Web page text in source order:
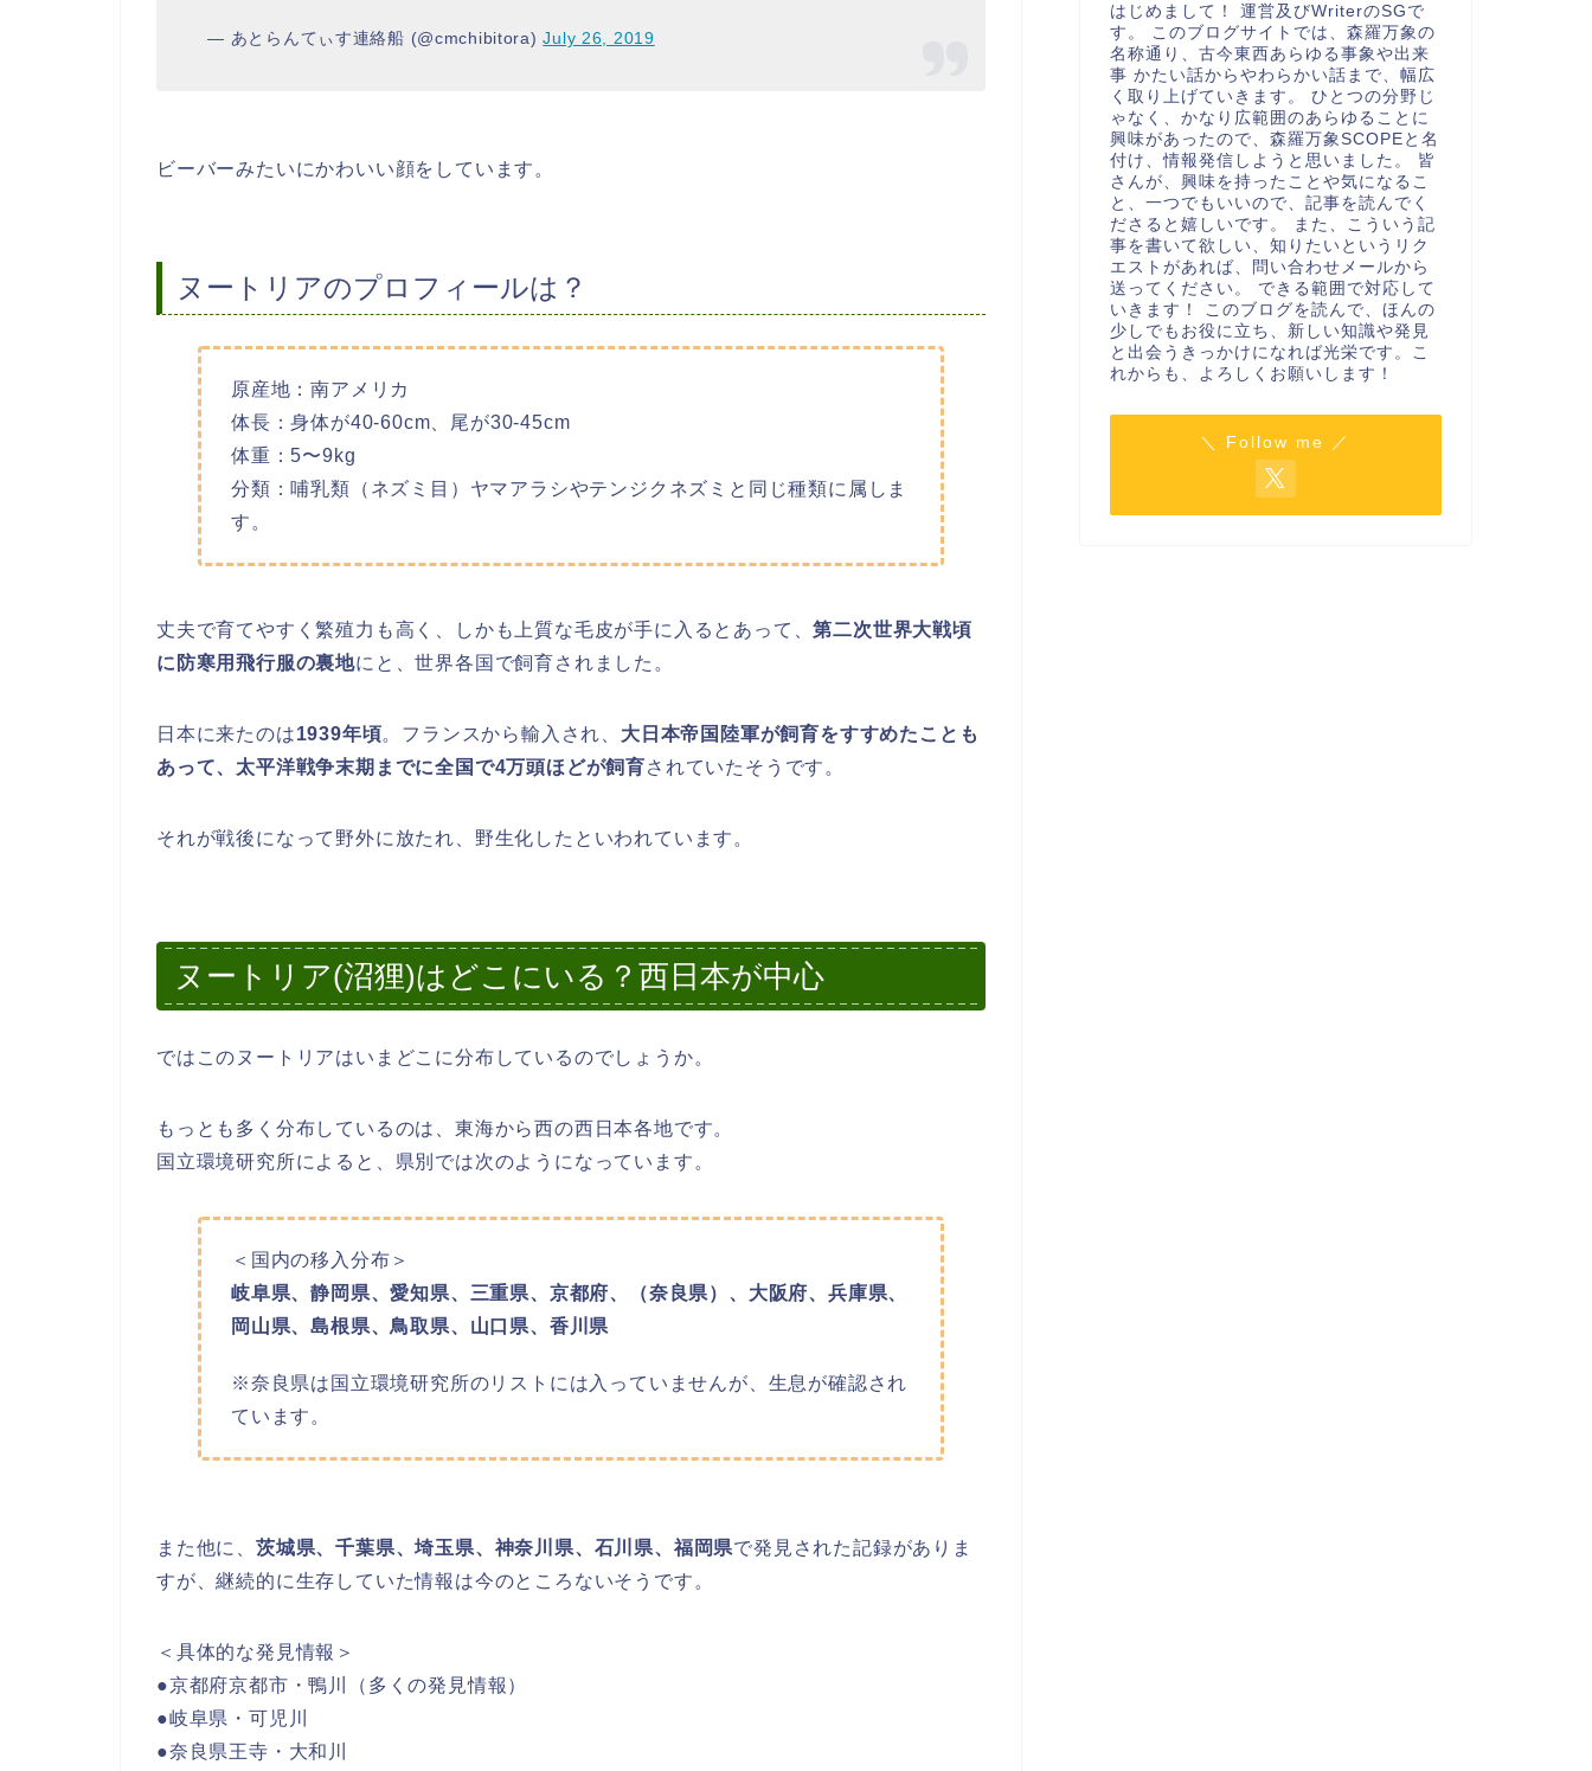
— あとらんてぃす連絡船 (@cmchibitora)July 26, 2019
ビーバーみたいにかわいい顔をしています。
ヌートリアのプロフィールは？
原産地：南アメリカ
体長：身体が40-60cm、尾が30-45cm
体重：5〜9kg
分類：哺乳類（ネズミ目）ヤマアラシやテンジクネズミと同じ種類に属しま
す。
丈夫で育てやすく繁殖力も高く、しかも上質な毛皮が手に入るとあって、第二次世界大戦頃
に防寒用飛行服の裏地にと、世界各国で飼育されました。
日本に来たのは1939年頃。フランスから輸入され、 大日本帝国陸軍が飼育をすすめたことも
あって、太平洋戦争末期までに全国で4万頭ほどが飼育されていたそうです。
それが戦後になって野外に放たれ、野生化したといわれています。
ヌートリア(沼狸)はどこにいる？西日本が中心
ではこのヌートリアはいまどこに分布しているのでしょうか。
もっとも多く分布しているのは、東海から西の西日本各地です。
国立環境研究所によると、県別では次のようになっています。
＜国内の移入分布＞
岐阜県、静岡県、愛知県、三重県、京都府、（奈良県）、大阪府、兵庫県、
岡山県、島根県、鳥取県、山口県、香川県
※奈良県は国立環境研究所のリストには入っていませんが、生息が確認され
ています。
また他に、 茨城県、千葉県、埼玉県、神奈川県、石川県、福岡県で発見された記録がありま
すが、継続的に生存していた情報は今のところないそうです。
＜具体的な発見情報＞
●京都府京都市・鴨川（多くの発見情報）
●岐阜県・可児川
●奈良県王寺・大和川
はじめまして！ 運営及びWriterのSGで
す。 このブログサイトでは、森羅万象の
名称通り、古今東西あらゆる事象や出来
事 かたい話からやわらかい話まで、幅広
く取り上げていきます。 ひとつの分野じ
ゃなく、かなり広範囲のあらゆることに
興味があったので、森羅万象SCOPEと名
付け、情報発信しようと思いました。 皆
さんが、興味を持ったことや気になるこ
と、一つでもいいので、記事を読んでく
ださると嬉しいです。 また、こういう記
事を書いて欲しい、知りたいというリク
エストがあれば、問い合わせメールから
送ってください。 できる範囲で対応して
いきます！ このブログを読んで、ほんの
少しでもお役に立ち、新しい知識や発見
と出会うきっかけになれば光栄です。こ
れからも、よろしくお願いします！
＼ Follow me ／